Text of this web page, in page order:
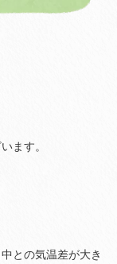
ます。
との気温差が大き